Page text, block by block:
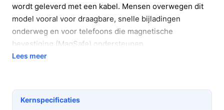
wordt geleverd met een kabel. Mensen overwegen dit
model vooral voor draagbare, snelle bijladingen
onderweg en voor telefoons die magnetische
bevestiging (MagSafe) ondersteunen.
draadloos 15W kan leveren, 5.000 mAh biedt en
Lees meer
Kernspecificaties